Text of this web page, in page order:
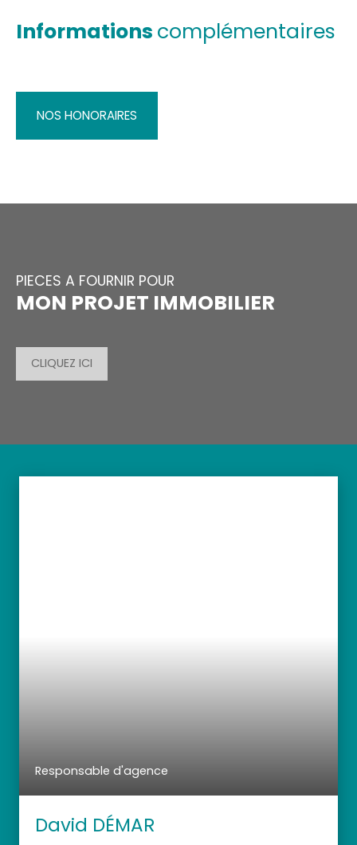
Informations complémentaires
NOS HONORAIRES
PIECES A FOURNIR POUR
MON PROJET IMMOBILIER
CLIQUEZ ICI
Responsable d'agence
David DÉMAR